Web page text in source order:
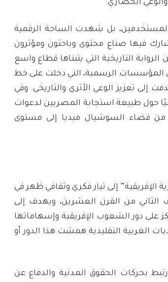
والوعي الحضاري.
المستخدمين، بل شهدت الساحة الرقمية
فيها صناع محتوى وباحثون ومؤثرون
التاريخية التي يتبناها قطاع واسع
المؤسسات الرسمية، التي دخلت على خط
إلى تعزيز الوعي الأثري والتاريخي. وفي
حول طبيعة استجابة المصريين لدعوات
من فضاء السوشيال ميديا إلى مستوى
الإفريقية” إلى تيار فكري وثقافي ظهر في
الثاني من القرن العشرين، ويهدف إلى
على دور الشعوب الإفريقية وإسهاماتها
الغربية التقليدية همشت هذا الدور أو
بحركات الحقوق المدنية والدفاع عن